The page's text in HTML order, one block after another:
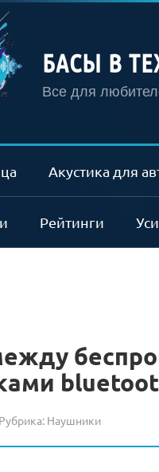
БАСЫ В
Все для
Акустика для
Рейтинги
Рубрика: Наушники